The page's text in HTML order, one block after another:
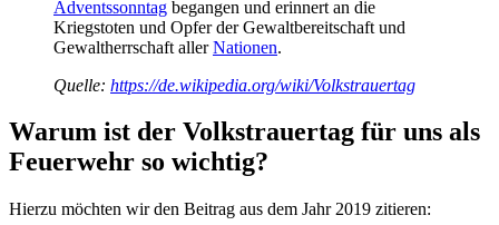
Adventssonntag begangen und erinnert an die
Kriegstoten und Opfer der Gewaltbereitschaft und
Gewaltherrschaft allerNationen.
Quelle: https://de.wikipedia.org/wiki/Volkstrauertag
Warum ist der Volkstrauertag für uns als
Feuerwehr so wichtig?
Hierzu möchten wir den Beitrag aus dem Jahr 2019 zitieren: